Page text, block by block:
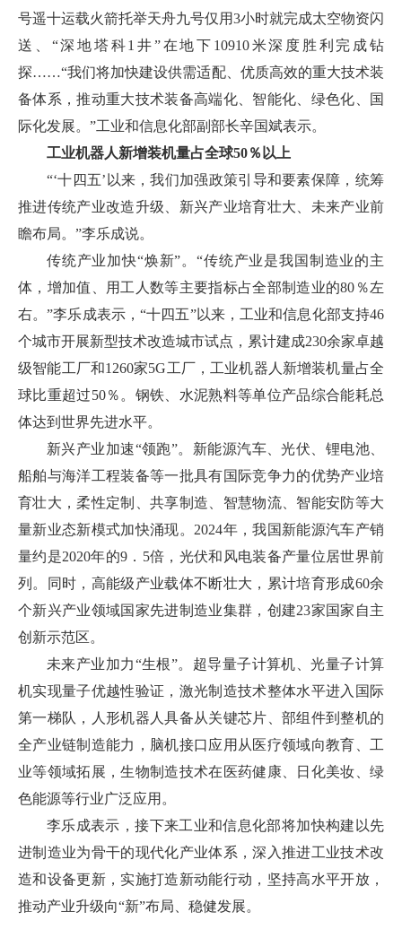
号遥十运载火箭托举天舟九号仅用3小时就完成太空物资闪
送、“深地塔科1井”在地下10910米深度胜利完成钻
探……“我们将加快建设供需适配、优质高效的重大技术装
备体系，推动重大技术装备高端化、智能化、绿色化、国
际化发展。”工业和信息化部副部长辛国斌表示。
工业机器人新增装机量占全球50％以上
“‘十四五’以来，我们加强政策引导和要素保障，统筹
推进传统产业改造升级、新兴产业培育壮大、未来产业前
瞻布局。”李乐成说。
传统产业加快“焕新”。“传统产业是我国制造业的主
体，增加值、用工人数等主要指标占全部制造业的80％左
右。”李乐成表示，“十四五”以来，工业和信息化部支持46
个城市开展新型技术改造城市试点，累计建成230余家卓越
级智能工厂和1260家5G工厂，工业机器人新增装机量占全
球比重超过50％。钢铁、水泥熟料等单位产品综合能耗总
体达到世界先进水平。
新兴产业加速“领跑”。新能源汽车、光伏、锂电池、
船舶与海洋工程装备等一批具有国际竞争力的优势产业培
育壮大，柔性定制、共享制造、智慧物流、智能安防等大
量新业态新模式加快涌现。2024年，我国新能源汽车产销
量约是2020年的9．5倍，光伏和风电装备产量位居世界前
列。同时，高能级产业载体不断壮大，累计培育形成60余
个新兴产业领域国家先进制造业集群，创建23家国家自主
创新示范区。
未来产业加力“生根”。超导量子计算机、光量子计算
机实现量子优越性验证，激光制造技术整体水平进入国际
第一梯队，人形机器人具备从关键芯片、部组件到整机的
全产业链制造能力，脑机接口应用从医疗领域向教育、工
业等领域拓展，生物制造技术在医药健康、日化美妆、绿
色能源等行业广泛应用。
李乐成表示，接下来工业和信息化部将加快构建以先
进制造业为骨干的现代化产业体系，深入推进工业技术改
造和设备更新，实施打造新动能行动，坚持高水平开放，
推动产业升级向“新”布局、稳健发展。